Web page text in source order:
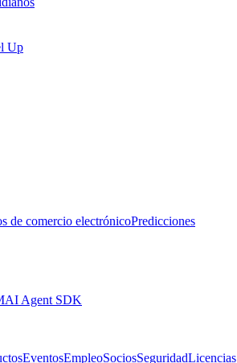
Up
de comercio electrónicoPredicciones
AI Agent SDK
EventosEmpleoSociosSeguridadLicencias